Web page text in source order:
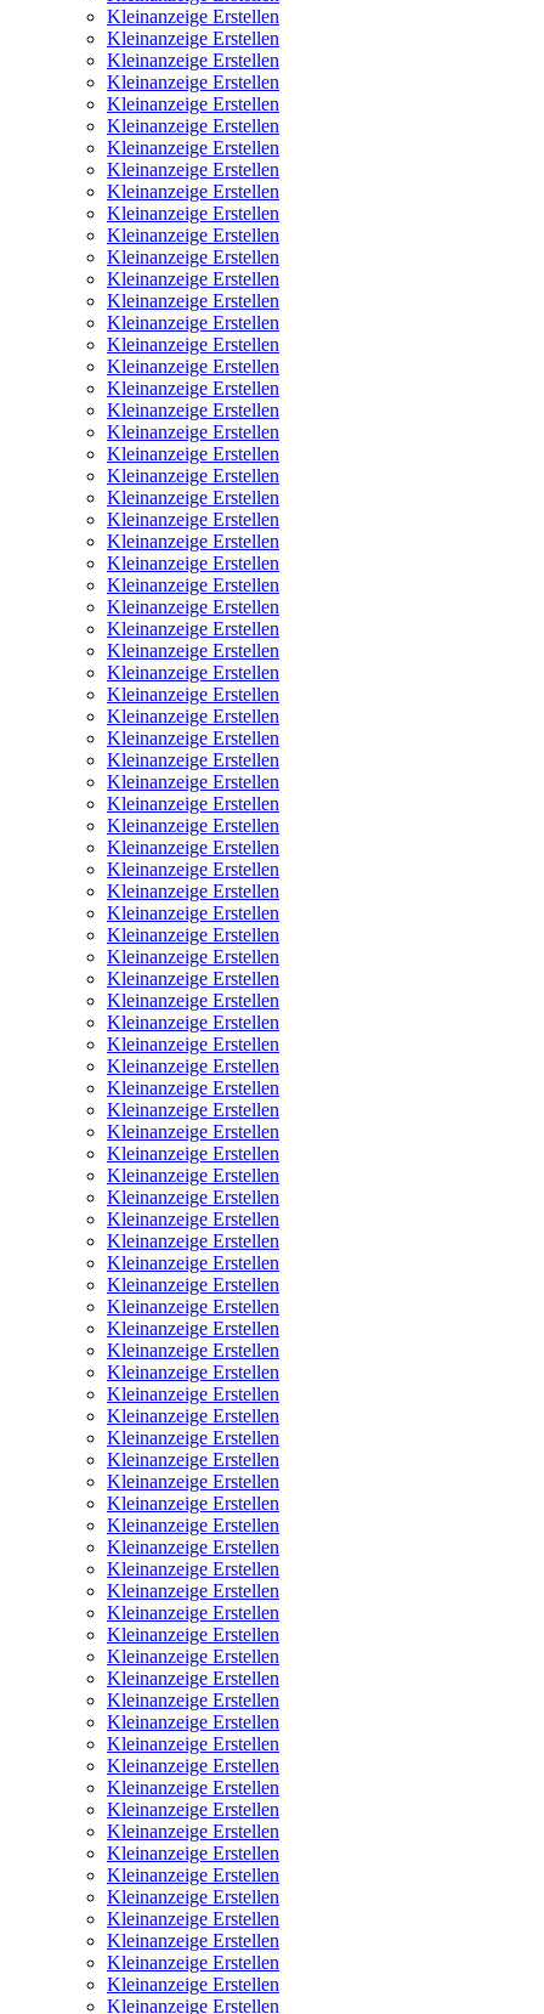
Kleinanzeige Erstellen
Kleinanzeige Erstellen
Kleinanzeige Erstellen
Kleinanzeige Erstellen
Kleinanzeige Erstellen
Kleinanzeige Erstellen
Kleinanzeige Erstellen
Kleinanzeige Erstellen
Kleinanzeige Erstellen
Kleinanzeige Erstellen
Kleinanzeige Erstellen
Kleinanzeige Erstellen
Kleinanzeige Erstellen
Kleinanzeige Erstellen
Kleinanzeige Erstellen
Kleinanzeige Erstellen
Kleinanzeige Erstellen
Kleinanzeige Erstellen
Kleinanzeige Erstellen
Kleinanzeige Erstellen
Kleinanzeige Erstellen
Kleinanzeige Erstellen
Kleinanzeige Erstellen
Kleinanzeige Erstellen
Kleinanzeige Erstellen
Kleinanzeige Erstellen
Kleinanzeige Erstellen
Kleinanzeige Erstellen
Kleinanzeige Erstellen
Kleinanzeige Erstellen
Kleinanzeige Erstellen
Kleinanzeige Erstellen
Kleinanzeige Erstellen
Kleinanzeige Erstellen
Kleinanzeige Erstellen
Kleinanzeige Erstellen
Kleinanzeige Erstellen
Kleinanzeige Erstellen
Kleinanzeige Erstellen
Kleinanzeige Erstellen
Kleinanzeige Erstellen
Kleinanzeige Erstellen
Kleinanzeige Erstellen
Kleinanzeige Erstellen
Kleinanzeige Erstellen
Kleinanzeige Erstellen
Kleinanzeige Erstellen
Kleinanzeige Erstellen
Kleinanzeige Erstellen
Kleinanzeige Erstellen
Kleinanzeige Erstellen
Kleinanzeige Erstellen
Kleinanzeige Erstellen
Kleinanzeige Erstellen
Kleinanzeige Erstellen
Kleinanzeige Erstellen
Kleinanzeige Erstellen
Kleinanzeige Erstellen
Kleinanzeige Erstellen
Kleinanzeige Erstellen
Kleinanzeige Erstellen
Kleinanzeige Erstellen
Kleinanzeige Erstellen
Kleinanzeige Erstellen
Kleinanzeige Erstellen
Kleinanzeige Erstellen
Kleinanzeige Erstellen
Kleinanzeige Erstellen
Kleinanzeige Erstellen
Kleinanzeige Erstellen
Kleinanzeige Erstellen
Kleinanzeige Erstellen
Kleinanzeige Erstellen
Kleinanzeige Erstellen
Kleinanzeige Erstellen
Kleinanzeige Erstellen
Kleinanzeige Erstellen
Kleinanzeige Erstellen
Kleinanzeige Erstellen
Kleinanzeige Erstellen
Kleinanzeige Erstellen
Kleinanzeige Erstellen
Kleinanzeige Erstellen
Kleinanzeige Erstellen
Kleinanzeige Erstellen
Kleinanzeige Erstellen
Kleinanzeige Erstellen
Kleinanzeige Erstellen
Kleinanzeige Erstellen
Kleinanzeige Erstellen
Kleinanzeige Erstellen
Kleinanzeige Erstellen